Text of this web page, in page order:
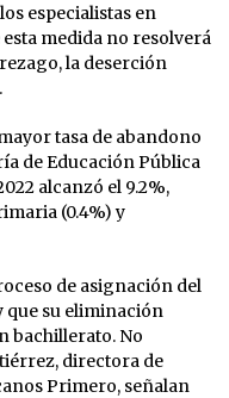
especialistas en
medida no resolverá
la deserción
tasa de abandono
de Educación Pública
alcanzó el 9.2%,
(0.4%) y
de asignación del
su eliminación
bachillerato. No
directora de
Primero, señalan